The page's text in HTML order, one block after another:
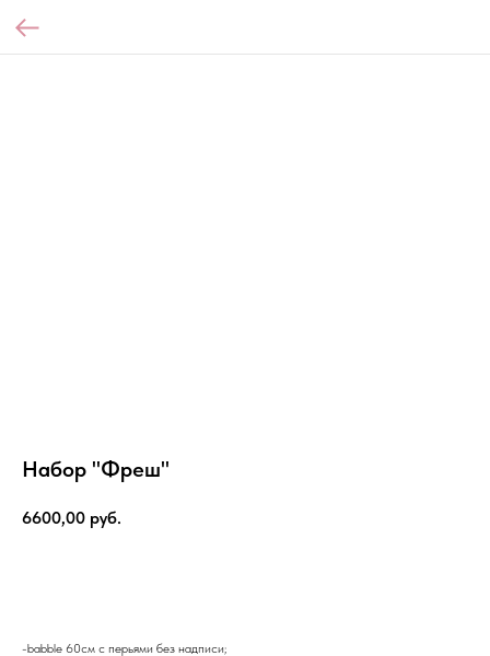
Набор "Фреш"
6600,00 руб.
-babble 60см с перьями без надписи;